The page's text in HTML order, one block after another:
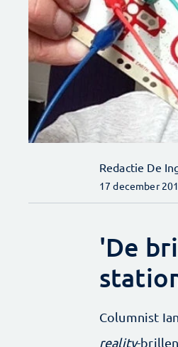
Redactie De
17 december
'De
Columnist
reality-